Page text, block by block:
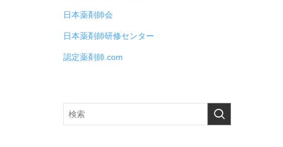
日本薬剤師会
日本薬剤師研修センター
認定薬剤師.com